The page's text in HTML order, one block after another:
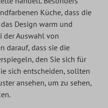
Küche, dass die
Design warm und
der Auswahl von
darauf, dass sie die
den Sie sich für
sich entscheiden, sollten
ansehen, um zu sehen,